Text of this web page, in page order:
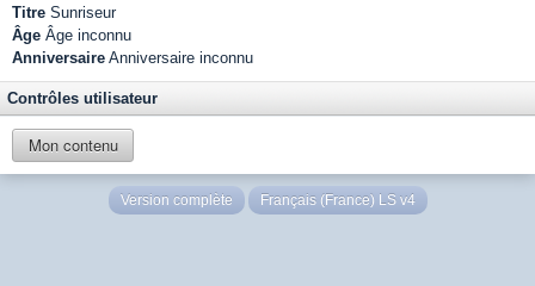
Titre Sunriseur
Âge Âge inconnu
Anniversaire Anniversaire inconnu
Contrôles utilisateur
Mon contenu
Version complète Français (France) LS v4